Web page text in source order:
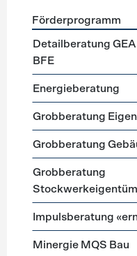
Förderprogramme
Förderprogramm
Detailberatung
BFE
Energieberatung
Grobberatung
Grobberatung
Grobberatung
Impulsberatung
Minergie MQS Bau